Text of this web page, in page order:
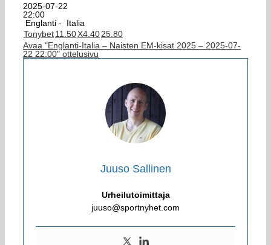
2025-07-22
22:00
Englanti -
Italia
Tonybet11.50X4.4025.80
Avaa "Englanti-Italia – Naisten EM-kisat 2025 – 2025-07-
22 22:00" ottelusivu
Juuso Sallinen
Urheilutoimittaja
juuso@sportnyhet.com